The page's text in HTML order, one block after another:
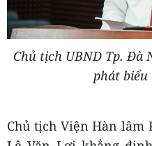
Chủ tịch UBND Tp. Đà
phát
Chủ tịch Viện Hàn lâm